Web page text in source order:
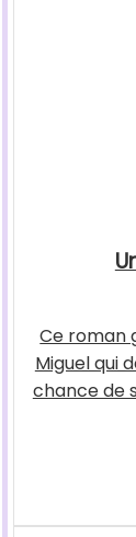
Ce roman
Miguel qui
chance de